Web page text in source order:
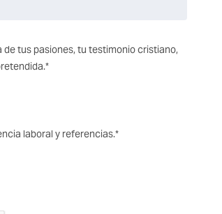
tus pasiones, tu testimonio cristiano,
laboral y referencias.*